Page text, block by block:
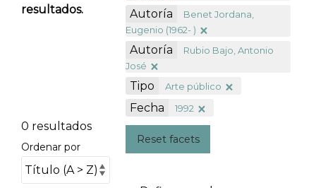
resultados.
0 resultados
Ordenar por
Autoría
Benet Jordana,
Eugenio (1962- )
Autoría
Rubio Bajo, Antonio
José
Tipo Arte público
Fecha 1992
Reset facets